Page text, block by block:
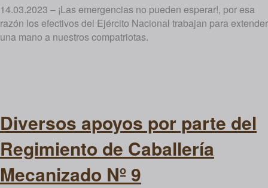
14.03.2023 – ¡Las emergencias no pueden esperar!, por esa
razón los efectivos del Ejército Nacional trabajan para extender
una mano a nuestros compatriotas.
Diversos apoyos por parte del
Regimiento de Caballería
Mecanizado Nº 9